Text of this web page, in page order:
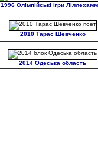
1996 Олімпійські ігри
2010 Тарас Шевченко
2014 Одеська область